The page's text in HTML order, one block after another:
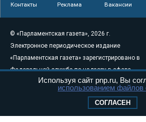
Контакты Реклама Вакансии
© «Парламентская газета», 2026 г.
Электронное периодическое издание
«Парламентская газета» зарегистрировано в
Федеральной службе по надзору в сфере
связи, информационных технологий и
массовых коммуникаций (Роскомнадзор) 05
Свидетельство о регистрации Эл № ФС77-
Используя сайт pnp.ru, Вы
использованием файлов
СОГЛАСЕН